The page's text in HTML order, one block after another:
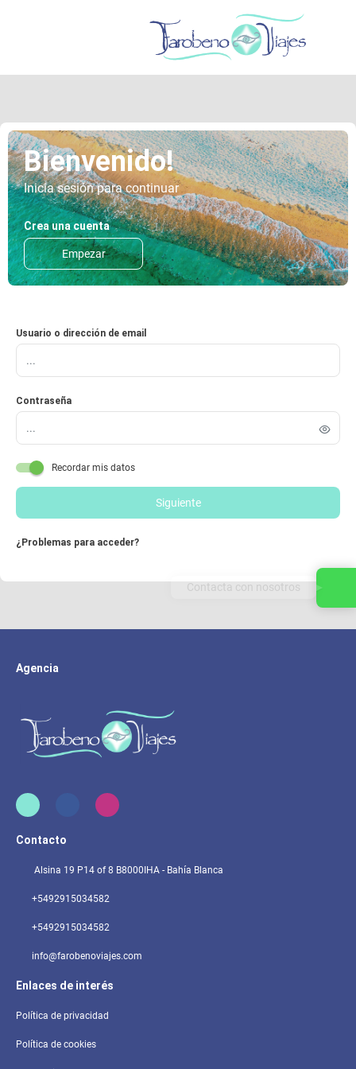
Bienvenido!
Inicia sesión para continuar
Crea una cuenta
Empezar
Usuario o dirección de email
Contraseña
Recordar mis datos
Siguiente
¿Problemas para acceder?
Agencia
Contacto
Alsina 19 P14 of 8 B8000IHA - Bahía Blanca
+5492915034582
+5492915034582
info@farobenoviajes.com
Enlaces de interés
Política de privacidad
Política de cookies
Contacta con nosotros